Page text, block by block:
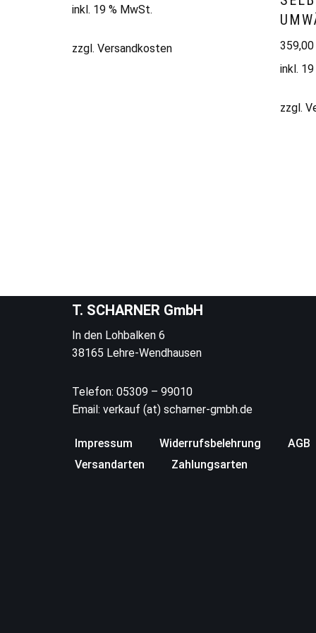
inkl. 19 % MwSt.
zzgl. Versandkosten
359,00
inkl.
zzgl.
T. SCHARNER GmbH
In den Lohbalken 6
38165 Lehre-Wendhausen
Telefon: 05309 – 99010
Email: verkauf (at) scharner-gmbh.de
Impressum Widerrufsbelehrung
AGB
Versandarten
Zahlungsarten